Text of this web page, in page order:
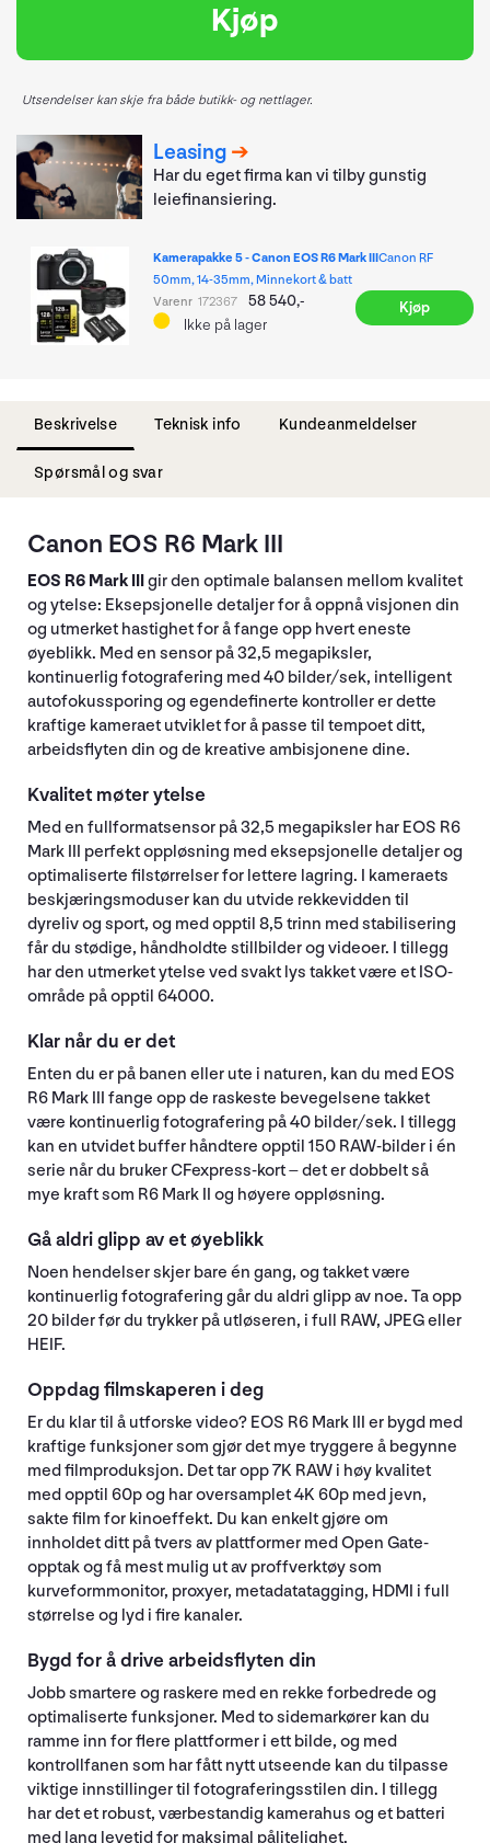
Kjøp
Utsendelser kan skje fra både butikk- og nettlager.
Leasing
Har du eget firma kan vi tilby gunstig
leiefinansiering.
Kamerapakke 5 - Canon EOS R6 Mark IIICanon RF
50mm, 14-35mm, Minnekort & batt
Varenr 172367 58 540,-
Ikke på lager
Beskrivelse Teknisk info Kundeanmeldelser
Spørsmål og svar
Canon EOS R6 Mark III
EOS R6 Mark IIIgir den optimale balansen mellom kvalitet
og ytelse: Eksepsjonelle detaljer for å oppnå visjonen din
og utmerket hastighet for å fange opp hvert eneste
øyeblikk. Med en sensor på 32,5 megapiksler,
kontinuerlig fotografering med 40 bilder/sek, intelligent
autofokussporing og egendefinerte kontroller er dette
kraftige kameraet utviklet for å passe til tempoet ditt,
arbeidsflyten din og de kreative ambisjonene dine.
Kvalitet møter ytelse
Med en fullformatsensor på 32,5 megapiksler har EOS R6
Mark III perfekt oppløsning med eksepsjonelle detaljer og
optimaliserte filstørrelser for lettere lagring. I kameraets
beskjæringsmoduser kan du utvide rekkevidden til
dyreliv og sport, og med opptil 8,5 trinn med stabilisering
får du stødige, håndholdte stillbilder og videoer. I tillegg
har den utmerket ytelse ved svakt lys takket være et ISO-
område på opptil 64000.
Klar når du er det
Enten du er på banen eller ute i naturen, kan du med EOS
R6 Mark III fange opp de raskeste bevegelsene takket
være kontinuerlig fotografering på 40 bilder/sek. I tillegg
kan en utvidet buffer håndtere opptil 150 RAW-bilder i én
serie når du bruker CFexpress-kort – det er dobbelt så
mye kraft som R6 Mark II og høyere oppløsning.
Gå aldri glipp av et øyeblikk
Noen hendelser skjer bare én gang, og takket være
kontinuerlig fotografering går du aldri glipp av noe. Ta opp
20 bilder før du trykker på utløseren, i full RAW, JPEG eller
HEIF.
Oppdag filmskaperen i deg
Er du klar til å utforske video? EOS R6 Mark III er bygd med
kraftige funksjoner som gjør det mye tryggere å begynne
med filmproduksjon. Det tar opp 7K RAW i høy kvalitet
med opptil 60p og har oversamplet 4K 60p med jevn,
sakte film for kinoeffekt. Du kan enkelt gjøre om
innholdet ditt på tvers av plattformer med Open Gate-
opptak og få mest mulig ut av proffverktøy som
kurveformmonitor, proxyer, metadatatagging, HDMI i full
størrelse og lyd i fire kanaler.
Bygd for å drive arbeidsflyten din
Jobb smartere og raskere med en rekke forbedrede og
optimaliserte funksjoner. Med to sidemarkører kan du
ramme inn for flere plattformer i ett bilde, og med
kontrollfanen som har fått nytt utseende kan du tilpasse
viktige innstillinger til fotograferingsstilen din. I tillegg
har det et robust, værbestandig kamerahus og et batteri
med lang levetid for maksimal pålitelighet.